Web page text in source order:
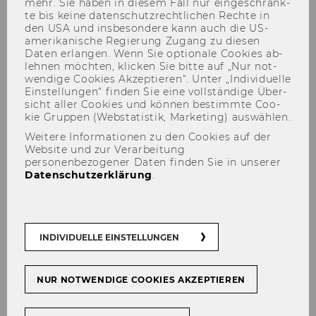
Großes Interesse an der SBWL
Marketing
15. Jänner 2025
Am Di., 14. Jän­ner 2025, 10:00 bis 12:00 Uhr prä­
mehr. Sie haben in die­sem Fall nur ein­ge­schränk­
te bis keine da­ten­schutz­recht­li­chen Rech­te in
den USA und ins­be­son­de­re kann auch die US-​
amerikanische Re­gie­rung Zu­gang zu die­sen
Daten er­lan­gen. Wenn Sie op­tio­na­le Coo­kies ab­
leh­nen möch­ten, kli­cken Sie bitte auf „Nur not­
wen­di­ge Coo­kies Ak­zep­tie­ren“. Unter „In­di­vi­du­el­le
Ein­stel­lun­gen“ fin­den Sie eine voll­stän­di­ge Über­
sicht aller Coo­kies und kön­nen be­stimm­te Coo­
kie Grup­pen (Web­sta­tis­tik, Mar­ke­ting) aus­wäh­len.
Weitere Informationen zu den Cookies auf der
Website und zur Verarbeitung
personenbezogener Daten finden Sie in unserer
Datenschutzerklärung.
INDIVIDUELLE EINSTELLUNGEN
NUR NOTWENDIGE COOKIES AKZEPTIEREN